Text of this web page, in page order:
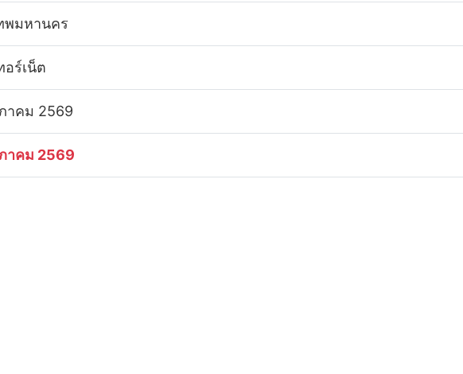
พมหานคร
อร์เน็ต
าคม 2569
าคม 2569